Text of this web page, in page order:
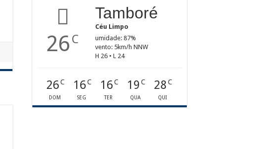
26 C
Tamboré
Céu Limpo
umidade: 87%
vento: 5km/h NNW
H 26 • L 24
26 C
DOM
16 C
SEG
16 C
TER
19 C
QUA
28 C
QUI